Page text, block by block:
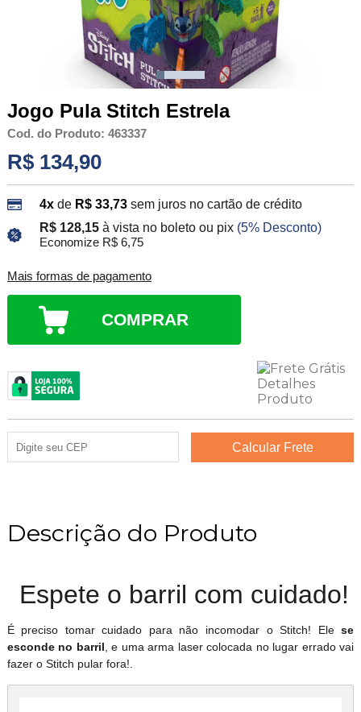
Jogo Pula Stitch Estrela
Cod. do Produto: 463337
R$ 134,90
4xde R$ 33,73 sem juros no cartão de crédito
R$ 128,15 à vista no boleto ou pix (5% Desconto)
Economize R$ 6,75
Mais formas de pagamento
COMPRAR
Descrição do Produto
Espete o barril com cuidado!
É preciso tomar cuidado para não incomodar o Stitch! Elese
esconde no barril, e uma arma laser colocada no lugar errado vai
fazer o Stitch pular fora!.